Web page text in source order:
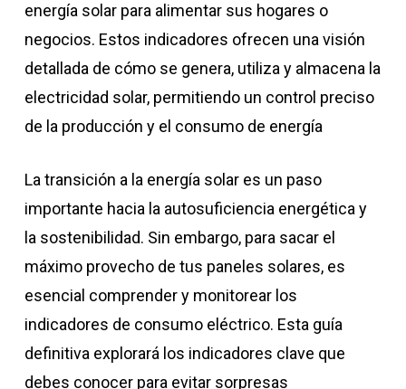
energía solar para alimentar sus hogares o
negocios. Estos indicadores ofrecen una visión
detallada de cómo se genera, utiliza y almacena la
electricidad solar, permitiendo un control preciso
de la producción y el consumo de energía
La transición a la energía solar es un paso
importante hacia la autosuficiencia energética y
la sostenibilidad. Sin embargo, para sacar el
máximo provecho de tus paneles solares, es
esencial comprender y monitorear los
indicadores de consumo eléctrico. Esta guía
definitiva explorará los indicadores clave que
debes conocer para evitar sorpresas